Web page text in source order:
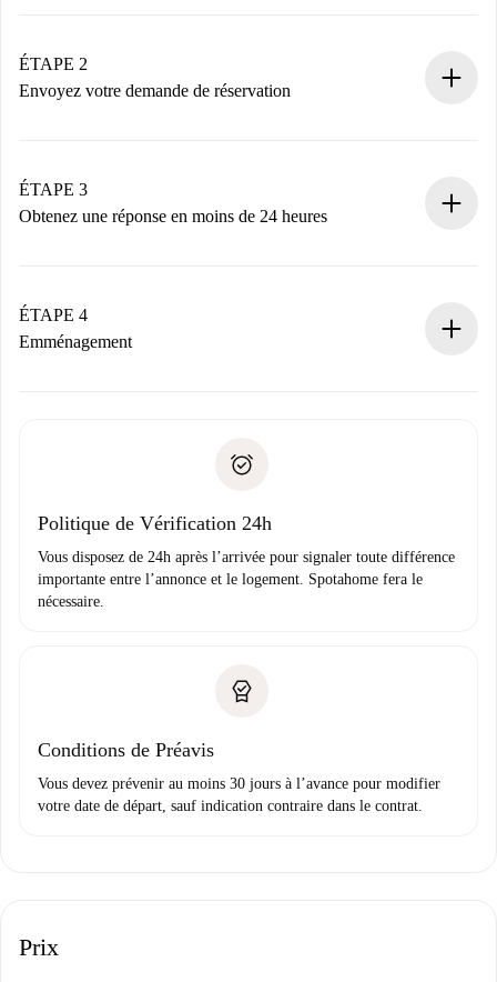
Vous disposez à l’avance de toutes les informations
nécessaires.
ÉTAPE 2
Envoyez votre demande de réservation
Nous ne vous facturerons rien tant que le propriétaire
n’aura pas accepté.
ÉTAPE 3
Obtenez une réponse en moins de 24 heures
contact avec le propriétaire.
Si refusé : aucun prélèvement et nous vous proposerons
Justificatif de solvabilité
ÉTAPE 4
Emménagement
uniquement si aucun problème n'est signalé.
Politique de Vérification 24h
Vous disposez de 24h après l’arrivée pour signaler toute différence
importante entre l’annonce et le logement. Spotahome fera le
nécessaire.
Conditions de Préavis
Vous devez prévenir au moins 30 jours à l’avance pour modifier
votre date de départ, sauf indication contraire dans le contrat.
Prix